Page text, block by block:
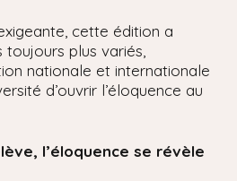
cette édition a
plus variés,
nationale et internationale
d’ouvrir l’éloquence au
l’éloquence se révèle